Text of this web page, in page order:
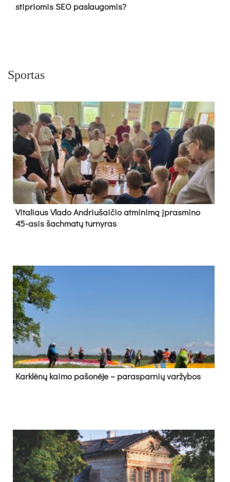
stipriomis SEO paslaugomis?
Sportas
Vi­ta­liaus Vla­do And­riu­šai­čio at­mi­ni­mą įpras­mi­no
45-asis šach­ma­tų tur­ny­ras
Kark­lė­nų kai­mo pa­šo­nė­je – pa­ras­par­nių var­žy­bos